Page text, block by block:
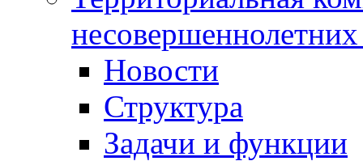
Новости
Структура
Задачи и функции